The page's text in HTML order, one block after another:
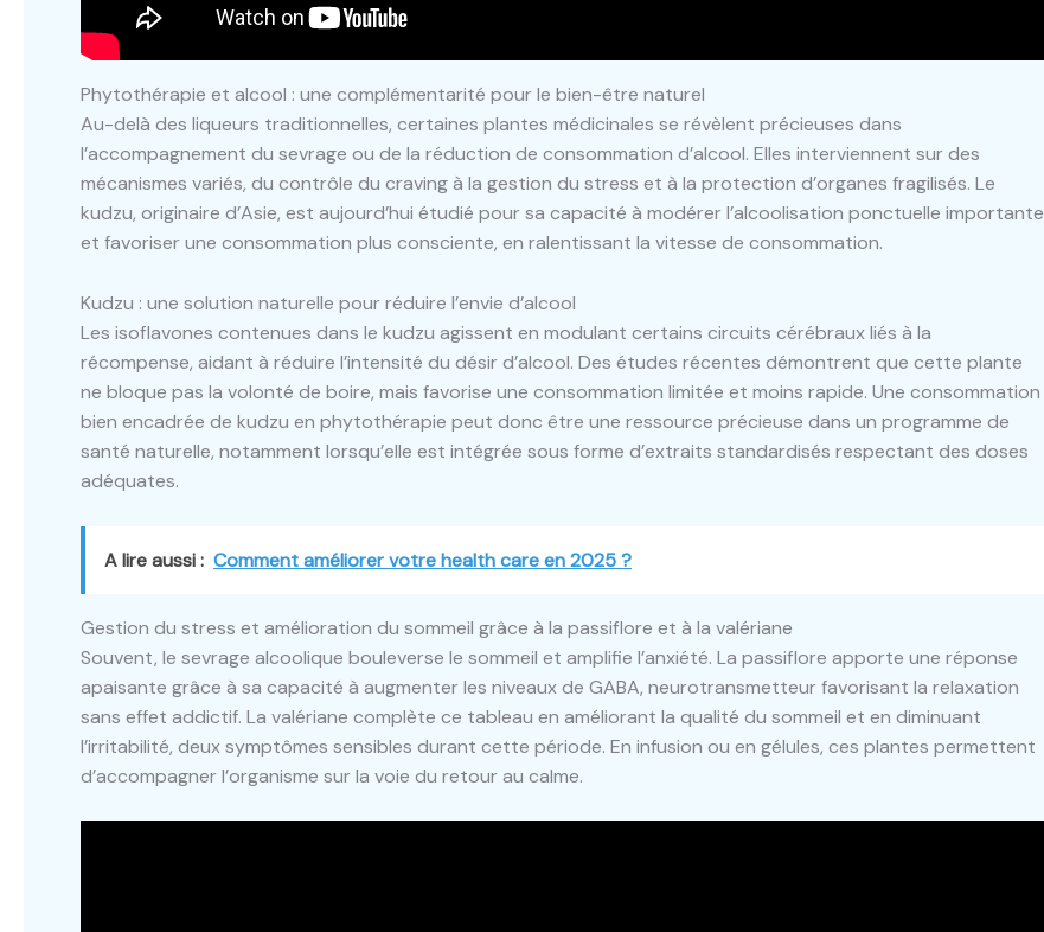
Phytothérapie et alcool : une complémentarité pour le bien-être naturel
Au-delà des liqueurs traditionnelles, certaines plantes médicinales se révèlent précieuses dans
l’accompagnement du sevrage ou de la réduction de consommation d’alcool. Elles interviennent sur des
mécanismes variés, du contrôle du craving à la gestion du stress et à la protection d’organes fragilisés. Le
kudzu, originaire d’Asie, est aujourd’hui étudié pour sa capacité à modérer l’alcoolisation ponctuelle importante
et favoriser une consommation plus consciente, en ralentissant la vitesse de consommation.
Kudzu : une solution naturelle pour réduire l’envie d’alcool
Les isoflavones contenues dans le kudzu agissent en modulant certains circuits cérébraux liés à la
récompense, aidant à réduire l’intensité du désir d’alcool. Des études récentes démontrent que cette plante
ne bloque pas la volonté de boire, mais favorise une consommation limitée et moins rapide. Une consommation
bien encadrée de kudzu en phytothérapie peut donc être une ressource précieuse dans un programme de
santé naturelle, notamment lorsqu’elle est intégrée sous forme d’extraits standardisés respectant des doses
adéquates.
A lire aussi : Comment améliorer votre health care en 2025 ?
Gestion du stress et amélioration du sommeil grâce à la passiflore et à la valériane
Souvent, le sevrage alcoolique bouleverse le sommeil et amplifie l’anxiété. La passiflore apporte une réponse
apaisante grâce à sa capacité à augmenter les niveaux de GABA, neurotransmetteur favorisant la relaxation
sans effet addictif. La valériane complète ce tableau en améliorant la qualité du sommeil et en diminuant
l’irritabilité, deux symptômes sensibles durant cette période. En infusion ou en gélules, ces plantes permettent
d’accompagner l’organisme sur la voie du retour au calme.